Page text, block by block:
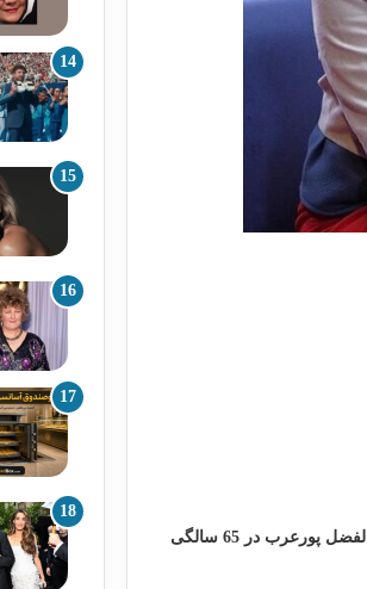
پورعرب در 65 سالگی